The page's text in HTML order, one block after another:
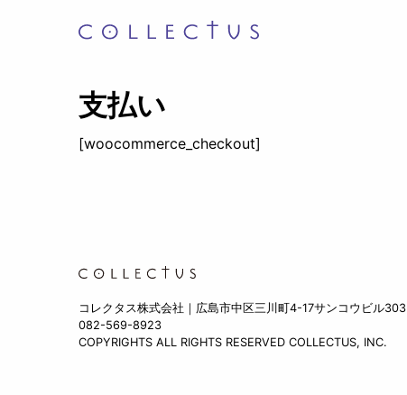
支払い
[woocommerce_checkout]
コレクタス株式会社｜広島市中区三川町4-17サンコウビル303
082-569-8923
COPYRIGHTS ALL RIGHTS RESERVED COLLECTUS, INC.